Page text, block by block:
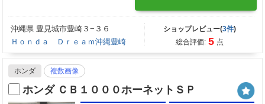
沖縄県 豊見城市豊崎３−３６
Ｈｏｎｄａ Ｄｒｅａｍ沖縄豊崎
ショップレビュー(3件)
総合評価: 5 点
ホンダ 複数画像
ホンダ ＣＢ１０００ホーネットＳＰ